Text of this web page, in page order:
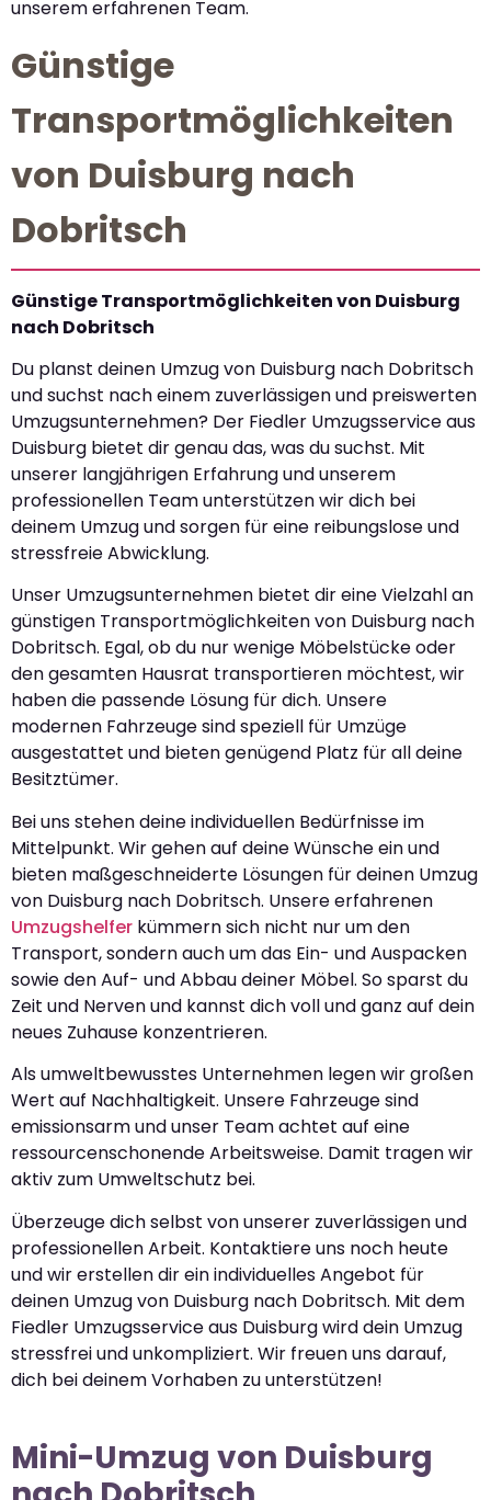
unserem erfahrenen Team.
Günstige
Transportmöglichkeiten
von Duisburg nach
Dobritsch
Günstige Transportmöglichkeiten von Duisburg
nach Dobritsch
Du planst deinen Umzug von Duisburg nach Dobritsch
und suchst nach einem zuverlässigen und preiswerten
Umzugsunternehmen? Der Fiedler Umzugsservice aus
Duisburg bietet dir genau das, was du suchst. Mit
unserer langjährigen Erfahrung und unserem
professionellen Team unterstützen wir dich bei
deinem Umzug und sorgen für eine reibungslose und
stressfreie Abwicklung.
Unser Umzugsunternehmen bietet dir eine Vielzahl an
günstigen Transportmöglichkeiten von Duisburg nach
Dobritsch. Egal, ob du nur wenige Möbelstücke oder
den gesamten Hausrat transportieren möchtest, wir
haben die passende Lösung für dich. Unsere
modernen Fahrzeuge sind speziell für Umzüge
ausgestattet und bieten genügend Platz für all deine
Besitztümer.
Bei uns stehen deine individuellen Bedürfnisse im
Mittelpunkt. Wir gehen auf deine Wünsche ein und
bieten maßgeschneiderte Lösungen für deinen Umzug
von Duisburg nach Dobritsch. Unsere erfahrenen
Umzugshelfer kümmern sich nicht nur um den
Transport, sondern auch um das Ein- und Auspacken
sowie den Auf- und Abbau deiner Möbel. So sparst du
Zeit und Nerven und kannst dich voll und ganz auf dein
neues Zuhause konzentrieren.
Als umweltbewusstes Unternehmen legen wir großen
Wert auf Nachhaltigkeit. Unsere Fahrzeuge sind
emissionsarm und unser Team achtet auf eine
ressourcenschonende Arbeitsweise. Damit tragen wir
aktiv zum Umweltschutz bei.
Überzeuge dich selbst von unserer zuverlässigen und
professionellen Arbeit. Kontaktiere uns noch heute
und wir erstellen dir ein individuelles Angebot für
deinen Umzug von Duisburg nach Dobritsch. Mit dem
Fiedler Umzugsservice aus Duisburg wird dein Umzug
stressfrei und unkompliziert. Wir freuen uns darauf,
dich bei deinem Vorhaben zu unterstützen!
Mini-Umzug von Duisburg